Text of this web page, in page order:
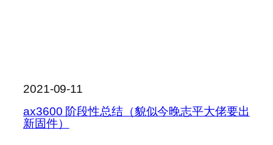
2021-09-11
ax3600 阶段性总结（貌似今晚志平大佬要出
新固件）